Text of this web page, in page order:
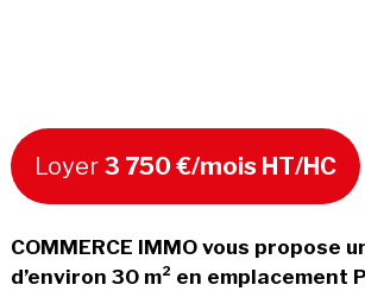
Loyer 3 750 €/mois HT/HC
COMMERCE IMMO vous propose
d’environ 30 m² en emplacement